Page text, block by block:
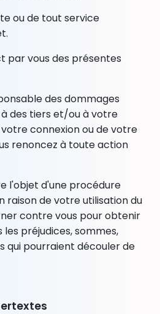
ou de tout service
par vous des présentes
des dommages
des tiers et/ou à votre
connexion ou de votre
renoncez à toute action
l'objet d'une procédure
raison de votre utilisation du
contre vous pour obtenir
préjudices, sommes,
qui pourraient découler de